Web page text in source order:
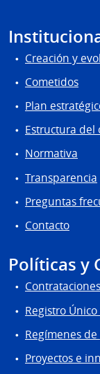
Creación y
Cometidos
Plan
Estructura del
Normativa
Transparencia
Preguntas
Contacto
Políticas y
Registro
Regímenes
Proyectos e